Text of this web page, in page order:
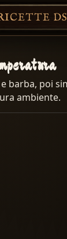
barba, poi
ambiente.